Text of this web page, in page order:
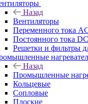
Назад
Вентиляторы
Переменного тока
Постоянного тока DC
Решетки и фильтры
Назад
Промышленные
Кольцевые
Сопловые
Плоские